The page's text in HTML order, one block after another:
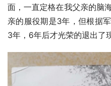
面，一直定格在我父亲的脑
亲的服役期是3年，但根据
3年，6年后才光荣的退出了